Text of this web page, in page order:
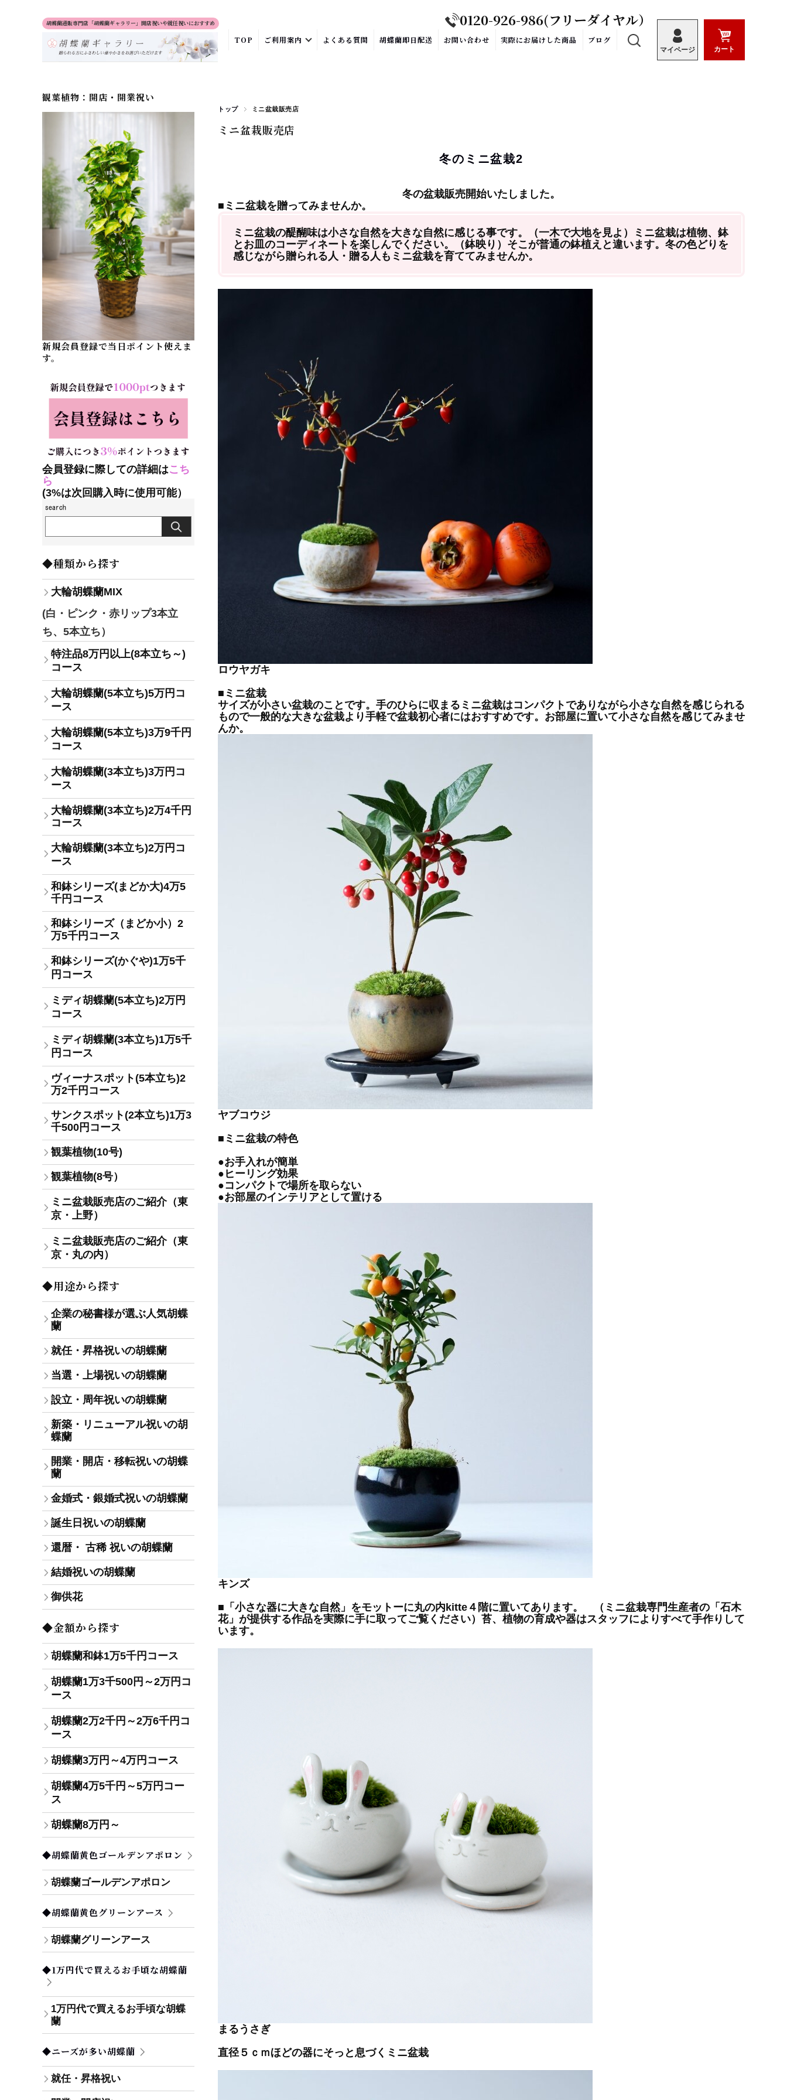
胡蝶蘭通販専門店「胡蝶蘭ギャラリー」開店祝いや就任祝いにおすすめ 0120-926-986(フリーダイヤル）
TOP ご利用案内 よくある質問 胡蝶蘭即日配送 お問い合わせ 実際にお届けした商品 ブログ
マイページ カート
トップ ミニ盆栽販売店
ミニ盆栽販売店
冬のミニ盆栽2
冬の盆栽販売開始いたしました。
■ミニ盆栽を贈ってみませんか。
ミニ盆栽の醍醐味は小さな自然を大きな自然に感じる事です。（一木で大地を見よ）ミニ盆栽は植物、鉢
とお皿のコーディネートを楽しんでください。
（鉢映り）そこが普通の鉢植えと違います。冬の色どりを
感じながら贈られる人・ 贈る人もミニ盆栽を育ててみませんか。
ロウヤガキ
■ミニ盆栽
サイズが小さい盆栽のことです。手のひらに収まるミニ盆栽はコンパクトでありながら小さな自然を感じられる
もので一般的な大きな盆栽より手軽で盆栽初心者にはおすすめです。お部屋に置いて小さな自然を感じてみませ
んか。
ヤブコウジ
■ミニ盆栽の特色
●お手入れが簡単
●ヒーリング効果
●コンパクトで場所を取らない
●お部屋のインテリアとして置ける
キンズ
■「小さな器に大きな自然」をモットーに丸の内kitte４階に置いてあります。 （ミニ盆栽専門生産者の「石木
花」が提供する作品を実際に手に取ってご覧ください）苔、植物の育成や器はスタッフによりすべて手作りして
います。
まるうさぎ
直径５ｃｍほどの器にそっと息づくミニ盆栽
観葉植物：開店・開業祝い
新規会員登録で当日ポイント使えま
す。
会員登録に際しての詳細はこち
ら
(3%は次回購入時に使用可能）
◆種類から探す
大輪胡蝶蘭MIX
(白・ピンク・赤リップ3本立
ち、5本立ち）
特注品8万円以上(8本立ち～)
コース
大輪胡蝶蘭(5本立ち)5万円コ
ース
大輪胡蝶蘭(5本立ち)3万9千円
コース
大輪胡蝶蘭(3本立ち)3万円コ
ース
大輪胡蝶蘭(3本立ち)2万4千円
コース
大輪胡蝶蘭(3本立ち)2万円コ
ース
和鉢シリーズ(まどか大)4万5
千円コース
和鉢シリーズ（まどか小）2
万5千円コース
和鉢シリーズ(かぐや)1万5千
円コース
ミディ胡蝶蘭(5本立ち)2万円
コース
ミディ胡蝶蘭(3本立ち)1万5千
円コース
ヴィーナスポット(5本立ち)2
万2千円コース
サンクスポット(2本立ち)1万3
千500円コース
観葉植物(10号)
観葉植物(8号）
ミニ盆栽販売店のご紹介（東
京・上野）
ミニ盆栽販売店のご紹介（東
京・丸の内）
◆用途から探す
企業の秘書様が選ぶ人気胡蝶
蘭
就任・昇格祝いの胡蝶蘭
当選・上場祝いの胡蝶蘭
設立・周年祝いの胡蝶蘭
新築・リニューアル祝いの胡
蝶蘭
開業・開店・移転祝いの胡蝶
蘭
金婚式・銀婚式祝いの胡蝶蘭
誕生日祝いの胡蝶蘭
還暦・ 古稀 祝いの胡蝶蘭
結婚祝いの胡蝶蘭
御供花
◆金額から探す
胡蝶蘭和鉢1万5千円コース
胡蝶蘭1万3千500円～2万円コ
ース
胡蝶蘭2万2千円～2万6千円コ
ース
胡蝶蘭3万円～4万円コース
胡蝶蘭4万5千円～5万円コー
ス
胡蝶蘭8万円～
◆胡蝶蘭黄色ゴールデンアポロン
胡蝶蘭ゴールデンアポロン
◆胡蝶蘭黄色グリーンアース
胡蝶蘭グリーンアース
◆1万円代で買えるお手頃な胡蝶蘭
1万円代で買えるお手頃な胡蝶
蘭
◆ニーズが多い胡蝶蘭
就任・昇格祝い